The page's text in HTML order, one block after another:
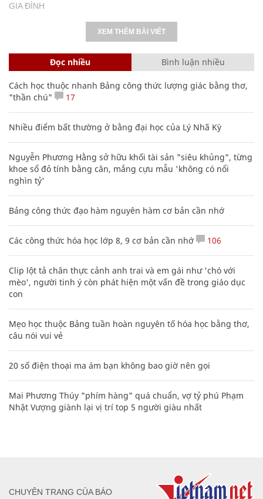
GIA ĐÌNH
XEM THÊM BÀI VIẾT
Đọc nhiều Bình luận nhiều
Cách học thuộc nhanh Bảng công thức lượng giác bằng thơ,
"thần chú"
17
Nhiều điểm bất thường ở bằng đại học của Lý Nhã Kỳ
Nguyễn Phương Hằng sở hữu khối tài sản "siêu khủng", từng
khoe sổ đỏ tính bằng cân, mắng cựu mẫu 'không có nổi
nghìn tỷ'
Bảng công thức đạo hàm nguyên hàm cơ bản cần nhớ
Các công thức hóa học lớp 8, 9 cơ bản cần nhớ 106
Clip lột tả chân thực cảnh anh trai và em gái như 'chó với
mèo', người tinh ý còn phát hiện một vấn đề trong giáo dục
con
Mẹo học thuộc Bảng tuần hoàn nguyên tố hóa học bằng thơ,
câu nói vui vẻ
20 số điện thoại ma ám bạn không bao giờ nên gọi
Mai Phương Thúy "phím hàng" quá chuẩn, vợ tỷ phú Phạm
Nhật Vượng giành lại vị trí top 5 người giàu nhất
CHUYÊN TRANG CỦA BÁO